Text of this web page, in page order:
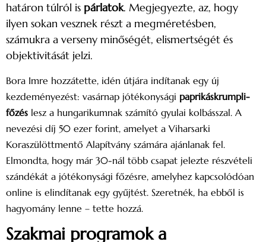
határon túlról is párlatok. Megjegyezte, az, hogy
ilyen sokan vesznek részt a megméretésben,
számukra a verseny minőségét, elismertségét és
objektivitását jelzi.
Bora Imre hozzátette, idén útjára indítanak egy új
kezdeményezést: vasárnap jótékonysági paprikáskrumpli-
főzés lesz a hungarikumnak számító gyulai kolbásszal. A
nevezési díj 50 ezer forint, amelyet a Viharsarki
Koraszülöttmentő Alapítvány számára ajánlanak fel.
Elmondta, hogy már 30-nál több csapat jelezte részvételi
szándékát a jótékonysági főzésre, amelyhez kapcsolódóan
online is elindítanak egy gyűjtést. Szeretnék, ha ebből is
hagyomány lenne – tette hozzá.
Szakmai programok a